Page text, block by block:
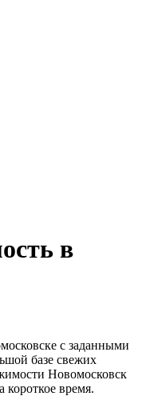
в
с заданными
базе свежих
Новомосковск
время.